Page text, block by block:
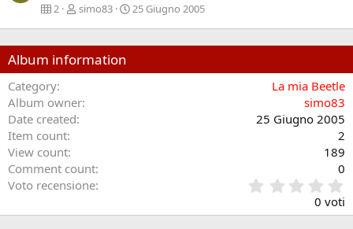
2 simo83 25 Giugno 2005
Album information
Category
La mia Beetle
Album owner
simo83
Date created
25 Giugno 2005
Item count
2
View count
189
Comment count
0
Voto recensione
0
0 voti